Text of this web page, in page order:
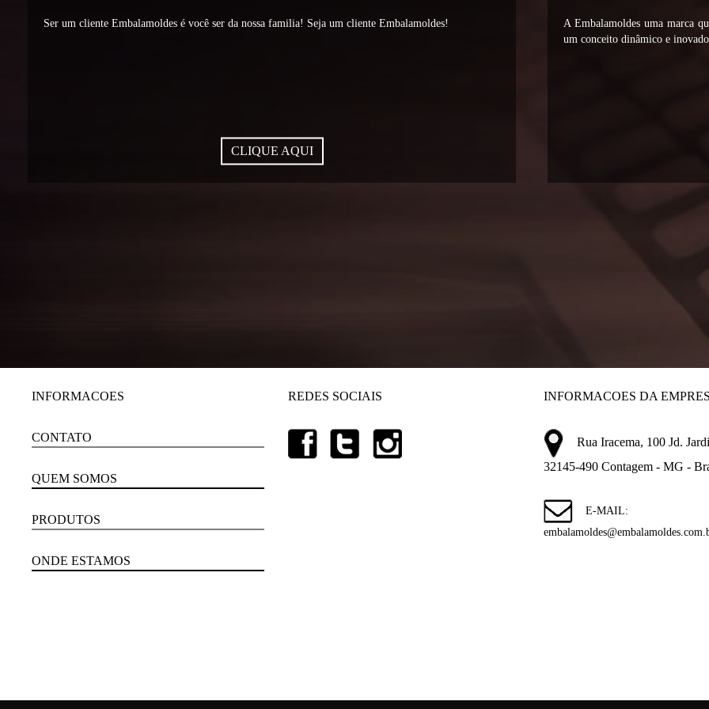
Ser um cliente Embalamoldes é você ser da nossa familia! Seja um cliente Embalamoldes!
CLIQUE AQUI
A Embalamoldes uma marca
um conceito dinâmico e
INFORMACOES
CONTATO
QUEM SOMOS
PRODUTOS
ONDE ESTAMOS
REDES SOCIAIS INFORMACOES DA
Rua Iracema, 100 Jd.
32145-490 Contagem - MG -
E-MAIL: